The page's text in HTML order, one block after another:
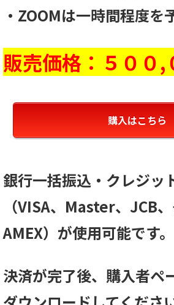
・ZOOMは一時間程度を
販売価格：５００,
購入はこちら
銀行一括振込・クレジッ
（VISA、Master、JCB、
AMEX） が使用可能です。
決済が完了後、購入者ペ